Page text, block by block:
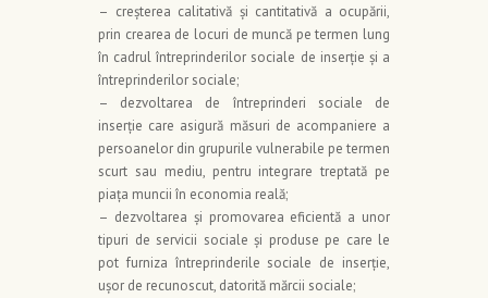
– creşterea calitativă şi cantitativă a ocupării,
prin crearea de locuri de muncă pe termen lung
în cadrul întreprinderilor sociale de inserţie şi a
întreprinderilor sociale;
– dezvoltarea de întreprinderi sociale de
inserţie care asigură măsuri de acompaniere a
persoanelor din grupurile vulnerabile pe termen
scurt sau mediu, pentru integrare treptată pe
piaţa muncii în economia reală;
– dezvoltarea şi promovarea eficientă a unor
tipuri de servicii sociale şi produse pe care le
pot furniza întreprinderile sociale de inserţie,
ușor de recunoscut, datorită mărcii sociale;